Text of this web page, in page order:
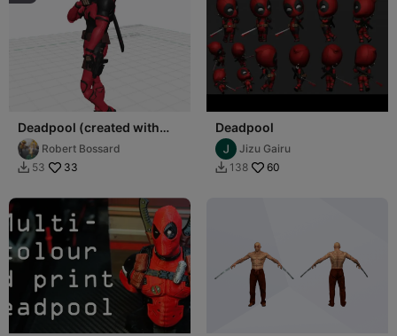
Deadpool (created with
CubeMe)Robert Bossard
 53 33
Deadpool
Jizu Gairu
 138 60